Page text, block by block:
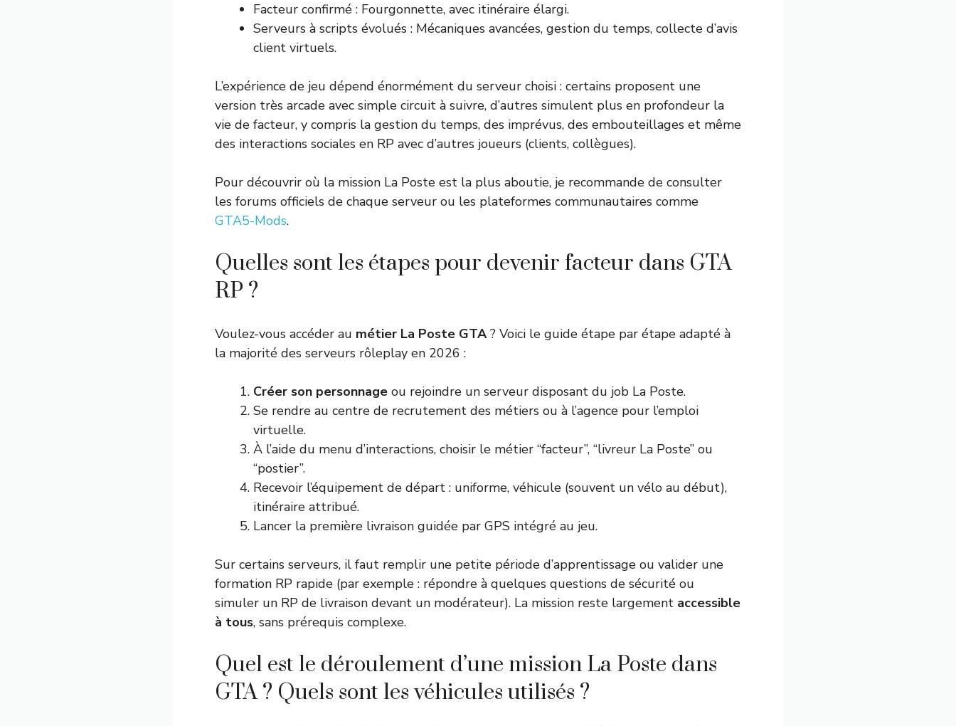
Facteur confirmé : Fourgonnette, avec itinéraire élargi.
Serveurs à scripts évolués : Mécaniques avancées, gestion du temps, collecte d’avis
client virtuels.
L’expérience de jeu dépend énormément du serveur choisi : certains proposent une
version très arcade avec simple circuit à suivre, d’autres simulent plus en profondeur la
vie de facteur, y compris la gestion du temps, des imprévus, des embouteillages et même
des interactions sociales en RP avec d’autres joueurs (clients, collègues).
Pour découvrir où la mission La Poste est la plus aboutie, je recommande de consulter
les forums officiels de chaque serveur ou les plateformes communautaires comme
GTA5-Mods.
Quelles sont les étapes pour devenir facteur dans GTA
RP ?
Voulez-vous accéder au métier La Poste GTA? Voici le guide étape par étape adapté à
la majorité des serveurs rôleplay en 2026 :
Créer son personnage ou rejoindre un serveur disposant du job La Poste.
Se rendre au centre de recrutement des métiers ou à l’agence pour l’emploi
virtuelle.
À l’aide du menu d’interactions, choisir le métier “facteur”, “livreur La Poste” ou
“postier”.
Recevoir l’équipement de départ : uniforme, véhicule (souvent un vélo au début),
itinéraire attribué.
Lancer la première livraison guidée par GPS intégré au jeu.
Sur certains serveurs, il faut remplir une petite période d’apprentissage ou valider une
formation RP rapide (par exemple : répondre à quelques questions de sécurité ou
simuler un RP de livraison devant un modérateur). La mission reste largement accessible
à tous, sans prérequis complexe.
Quel est le déroulement d’une mission La Poste dans
GTA ? Quels sont les véhicules utilisés ?